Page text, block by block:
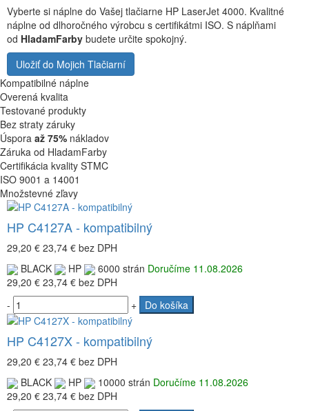
Vyberte si náplne do Vašej tlačiarne HP LaserJet 4000. Kvalitné
náplne od dlhoročného výrobcu s certifikátmi ISO. S náplňami
od HladamFarby budete určite spokojný.
Uložiť do Mojich Tlačiarní
Kompatibilné náplne
Overená kvalita
Testované produkty
Bez straty záruky
Úspora až 75% nákladov
Záruka od HladamFarby
Certifikácia kvality STMC
ISO 9001 a 14001
Množstevné zľavy
HP C4127A - kompatibilný
29,20 € 23,74 € bez DPH
BLACK
HP 6000 strán Doručíme 11.08.2026
29,20 € 23,74 € bez DPH
-
+ Do košíka
HP C4127X - kompatibilný
29,20 € 23,74 € bez DPH
BLACK
HP 10000 strán Doručíme 11.08.2026
29,20 € 23,74 € bez DPH